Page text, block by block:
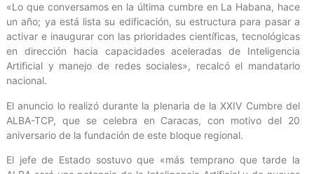
«Lo que conversamos en la última cumbre en La Habana, hace
un año; ya está lista su edificación, su estructura para pasar a
activar e inaugurar con las prioridades científicas, tecnológicas
en dirección hacia capacidades aceleradas de Inteligencia
Artificial y manejo de redes sociales», recalcó el mandatario
nacional.
El anuncio lo realizó durante la plenaria de la XXIV Cumbre del
ALBA-TCP, que se celebra en Caracas, con motivo del 20
aniversario de la fundación de este bloque regional.
El jefe de Estado sostuvo que «más temprano que tarde la